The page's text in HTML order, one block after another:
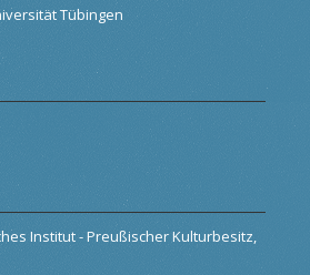
Tübingen
Institut - Preußischer Kulturbesitz,